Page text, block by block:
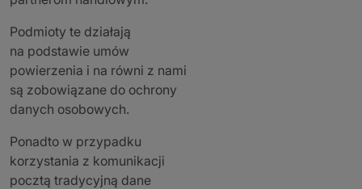
Podmioty te działają
na podstawie umów
powierzenia i na równi z nami
są zobowiązane do ochrony
danych osobowych.
Ponadto w przypadku
korzystania z komunikacji
pocztą tradycyjną dane